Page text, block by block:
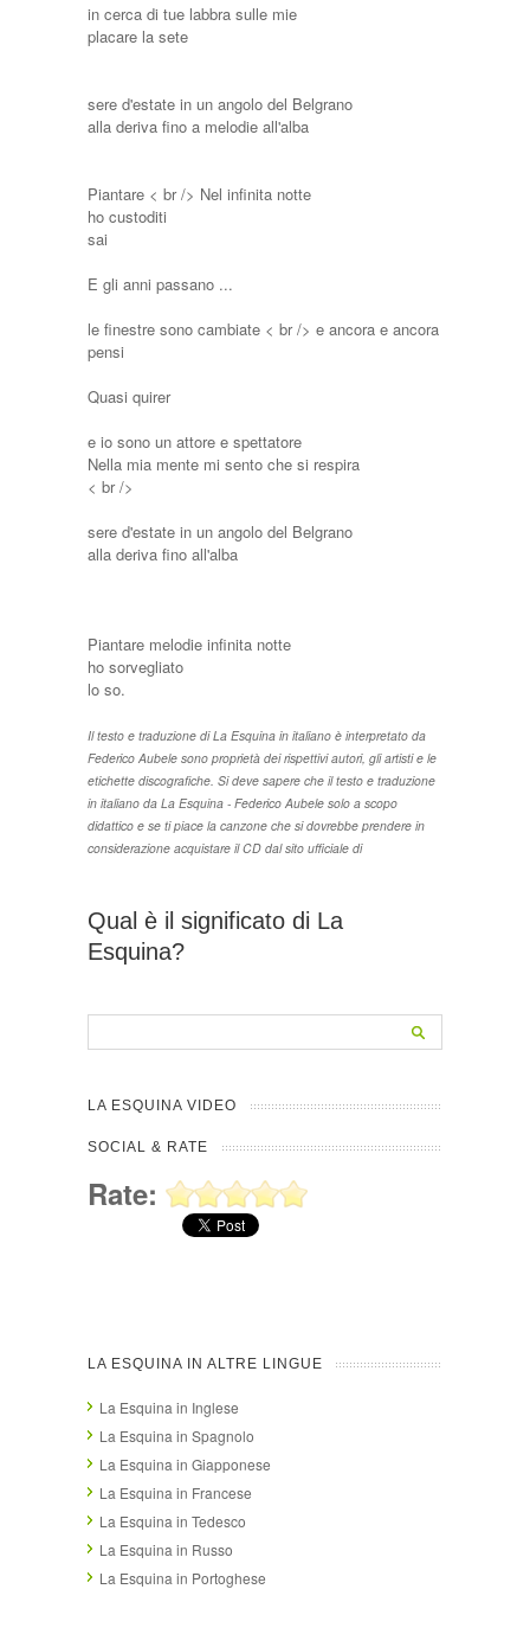
in cerca di tue labbra sulle mie
placare la sete
sere d'estate in un angolo del Belgrano
alla deriva fino a melodie all'alba
Piantare < br /> Nel infinita notte
ho custoditi
sai
E gli anni passano ...
le finestre sono cambiate < br /> e ancora e ancora
pensi
Quasi quirer
e io sono un attore e spettatore
Nella mia mente mi sento che si respira
< br />
sere d'estate in un angolo del Belgrano
alla deriva fino all'alba
Piantare melodie infinita notte
ho sorvegliato
lo so.
Il testo e traduzione di La Esquina in italiano è interpretato da
Federico Aubele sono proprietà dei rispettivi autori, gli artisti e le
etichette discografiche. Si deve sapere che il testo e traduzione
in italiano da La Esquina - Federico Aubele solo a scopo
didattico e se ti piace la canzone che si dovrebbe prendere in
considerazione acquistare il CD dal sito ufficiale di
Qual è il significato di La
Esquina?
LA ESQUINA VIDEO
SOCIAL & RATE
Rate:
LA ESQUINA IN ALTRE LINGUE
La Esquina in Inglese
La Esquina in Spagnolo
La Esquina in Giapponese
La Esquina in Francese
La Esquina in Tedesco
La Esquina in Russo
La Esquina in Portoghese